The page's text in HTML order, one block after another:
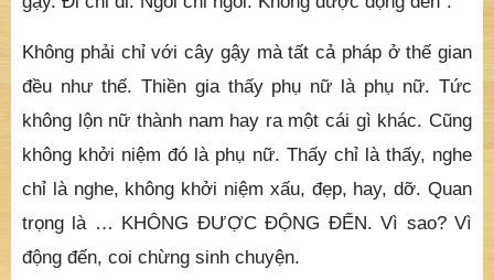
Không phải chỉ với cây gậy mà tất cả pháp ở thế gian
đều như thế. Thiền gia thấy phụ nữ là phụ nữ. Tức
không lộn nữ thành nam hay ra một cái gì khác. Cũng
không khởi niệm đó là phụ nữ. Thấy chỉ là thấy, nghe
chỉ là nghe, không khởi niệm xấu, đẹp, hay, dỡ. Quan
trọng là … KHÔNG ĐƯỢC ĐỘNG ĐẾN. Vì sao? Vì
động đến, coi chừng sinh chuyện.